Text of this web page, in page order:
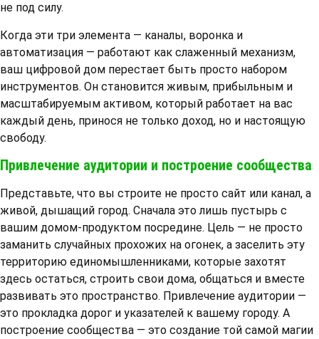
не под силу.
Когда эти три элемента — каналы, воронка и
автоматизация — работают как слаженный механизм,
ваш цифровой дом перестает быть просто набором
инструментов. Он становится живым, прибыльным и
масштабируемым активом, который работает на вас
каждый день, принося не только доход, но и настоящую
свободу.
Привлечение аудитории и построение сообщества
Представьте, что вы строите не просто сайт или канал, а
живой, дышащий город. Сначала это лишь пустырь с
вашим домом-продуктом посредине. Цель — не просто
заманить случайных прохожих на огонек, а заселить эту
территорию единомышленниками, которые захотят
здесь остаться, строить свои дома, общаться и вместе
развивать это пространство. Привлечение аудитории —
это прокладка дорог и указателей к вашему городу. А
построение сообщества — это создание той самой магии